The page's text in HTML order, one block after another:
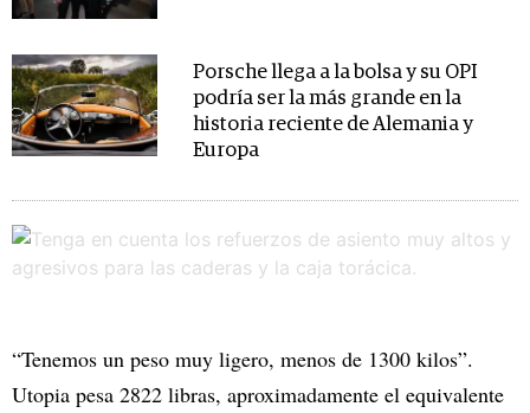
Porsche llega a la bolsa y su OPI
podría ser la más grande en la
historia reciente de Alemania y
Europa
“Tenemos un peso muy ligero, menos de 1300 kilos”.
Utopia pesa 2822 libras, aproximadamente el equivalente